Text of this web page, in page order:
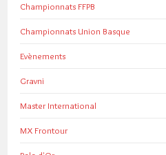
Championnats FFPB
Championnats Union Basque
Evènements
Gravni
Master International
MX Frontour